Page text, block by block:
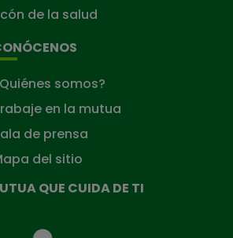
de la salud
somos?
en la mutua
de prensa
del sitio
QUE CUIDA DE TI